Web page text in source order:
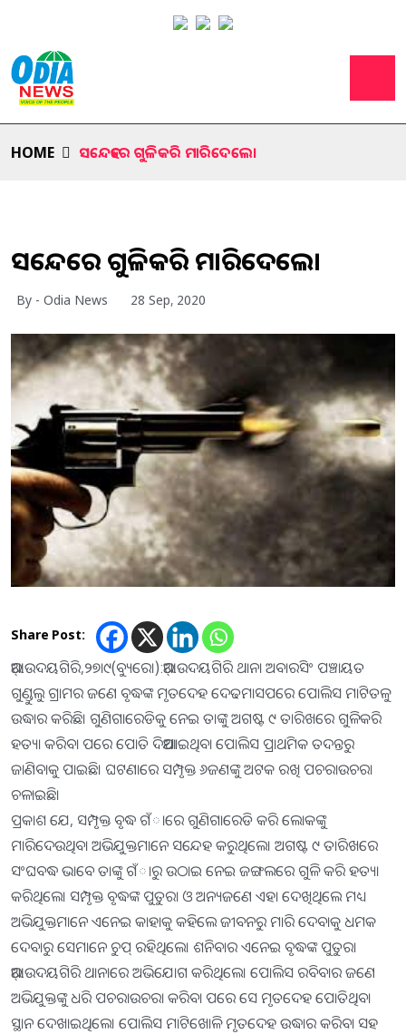
HOME ସନ୍ଦେହରେ ଗୁଳିକରି ମାରିଦେଲେ।
ସନ୍ଦେହରେ ଗୁଳିକରି ମାରିଦେଲେ।
By - Odia News 28 Sep, 2020
Share Post:
ଆର୍‌.ଉଦୟଗିରି,୨୭ା୯(ବ୍ୟୁରୋ):ଆର୍‌.ଉଦୟଗିରି ଥାନା ଅବାରସିଂ ପଞ୍ଚାୟତ
ଗୁଣ୍ଡୁଲୁ ଗ୍ରାମର ଜଣେ ବୃଦ୍ଧଙ୍କ ମୃତଦେହ ଦେଢମାସପରେ ପୋଲିସ ମାଟିତଳୁ
ଉଦ୍ଧାର କରିଛି। ଗୁଣିଗାରେଡିକୁ ନେଇ ତାଙ୍କୁ ଅଗଷ୍ଟ ୯ ତାରିଖରେ ଗୁଳିକରି
ହତ୍ୟା କରିବା ପରେ ପୋତି ଦିଆଯାଇଥିବା ପୋଲିସ ପ୍ରାଥମିକ ତଦନ୍ତରୁ
ଜାଣିବାକୁ ପାଇଛି। ଘଟଣାରେ ସମ୍ପୃକ୍ତ ୬ଜଣଙ୍କୁ ଅଟକ ରଖି ପଚରାଉଚରା
ଚଳାଇଛି।
ପ୍ରକାଶ ଯେ, ସମ୍ପୃକ୍ତ ବୃଦ୍ଧ ଗଁାରେ ଗୁଣିଗାରେଡି କରି ଲୋକଙ୍କୁ
ମାରିଦେଉଥିବା ଅଭିଯୁକ୍ତମାନେ ସନ୍ଦେହ କରୁଥିଲେ। ଅଗଷ୍ଟ ୯ ତାରିଖରେ
ସଂଘବଦ୍ଧ ଭାବେ ତାଙ୍କୁ ଗଁାରୁ ଉଠାଇ ନେଇ ଜଙ୍ଗଲରେ ଗୁଳି କରି ହତ୍ୟା
କରିଥିଲେ। ସମ୍ପୃକ୍ତ ବୃଦ୍ଧଙ୍କ ପୁତୁରା ଓ ଅନ୍ୟଜଣେ ଏହା ଦେଖିଥିଲେ ମଧ୍ୟ
ଅଭିଯୁକ୍ତମାନେ ଏନେଇ କାହାକୁ କହିଲେ ଜୀବନରୁ ମାରି ଦେବାକୁ ଧମକ
ଦେବାରୁ ସେମାନେ ଚୁପ୍‌ ରହିଥିଲେ। ଶନିବାର ଏନେଇ ବୃଦ୍ଧଙ୍କ ପୁତୁରା
ଆର୍‌.ଉଦୟଗିରି ଥାନାରେ ଅଭିଯୋଗ କରିଥିଲେ। ପୋଲିସ ରବିବାର ଜଣେ
ଅଭିଯୁକ୍ତଙ୍କୁ ଧରି ପଚରାଉଚରା କରିବା ପରେ ସେ ମୃତଦେହ ପୋତିଥିବା
ସ୍ଥାନ ଦେଖାଇଥିଲେ। ପୋଲିସ ମାଟିଖୋଳି ମୃତଦେହ ଉଦ୍ଧାର କରିବା ସହ